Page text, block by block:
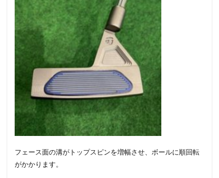
フェース面の溝がトップスピンを増幅させ、ボールに順回転
がかかります。